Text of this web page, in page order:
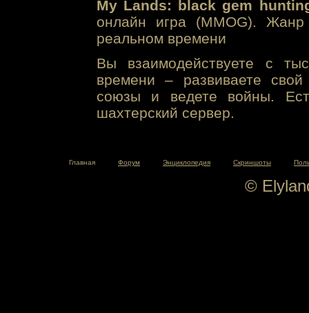
My Lands: black gem
онлайн игра (MMOG). Жанр
реальном времени
Вы взаимодействуете с
времени – развиваете свой
союзы и ведете войны.
шахтерский сервер.
Главная Форум Энциклопедия Скриншоты
©